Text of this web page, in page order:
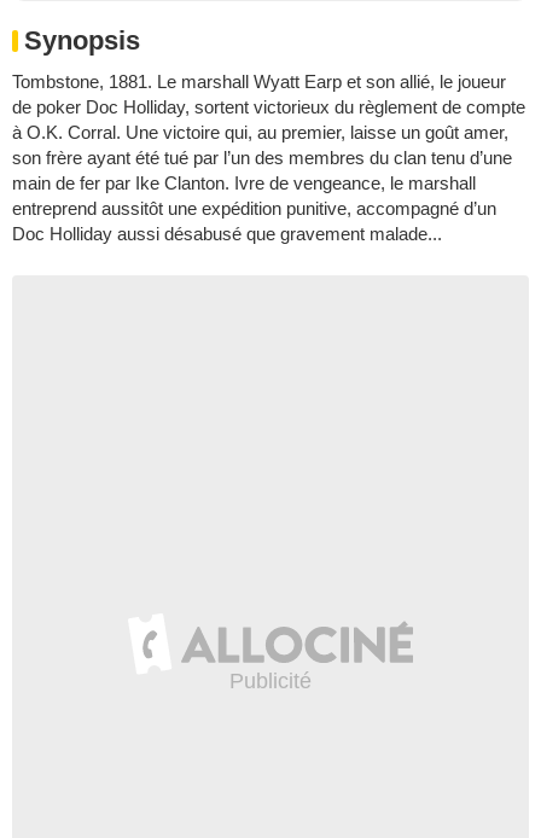
Synopsis
Tombstone, 1881. Le marshall Wyatt Earp et son allié, le joueur
de poker Doc Holliday, sortent victorieux du règlement de compte
à O.K. Corral. Une victoire qui, au premier, laisse un goût amer,
son frère ayant été tué par l’un des membres du clan tenu d’une
main de fer par Ike Clanton. Ivre de vengeance, le marshall
entreprend aussitôt une expédition punitive, accompagné d’un
Doc Holliday aussi désabusé que gravement malade...